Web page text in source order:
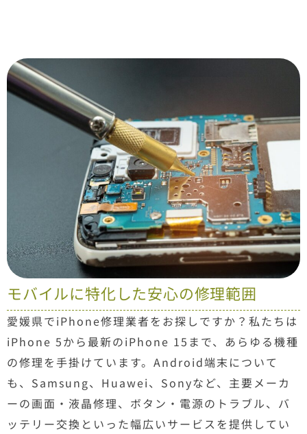
モバイルに特化した安心の修理範囲
愛媛県でiPhone修理業者をお探しですか？私たちは
iPhone 5から最新のiPhone 15まで、あらゆる機種
の修理を手掛けています。Android端末について
も、Samsung、Huawei、Sonyなど、主要メーカ
ーの画面・液晶修理、ボタン・電源のトラブル、バ
ッテリー交換といった幅広いサービスを提供してい